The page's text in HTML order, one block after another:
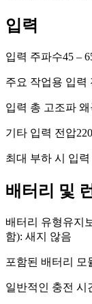
입력
입력 주파수45 –
주요 작업용 입력
입력 총 고조파 왜
기타 입력 전압
최대 부하 시 입력
배터리 및
배터리 유형유지
함): 새지 않음
포함된 배터리 모
일반적인 충전 시